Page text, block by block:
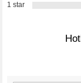
1 star